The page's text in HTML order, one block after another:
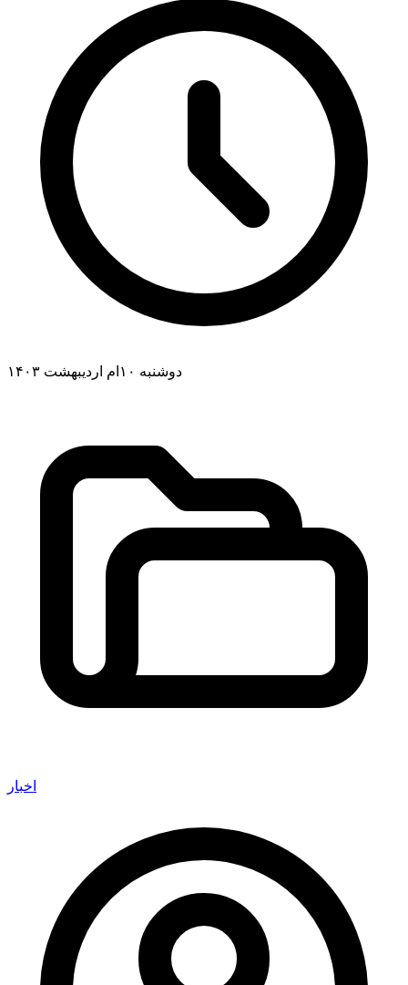
دوشنبه ۱۰ام اردیبهشت ۱۴۰۳
اخبار